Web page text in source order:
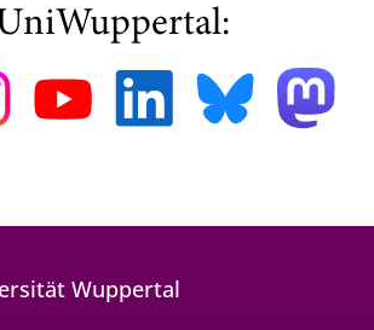
Wuppertal